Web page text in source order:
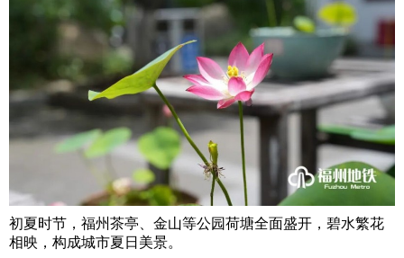
初夏时节，福州茶亭、金山等公园荷塘全面盛开，碧水繁花
相映，构成城市夏日美景。